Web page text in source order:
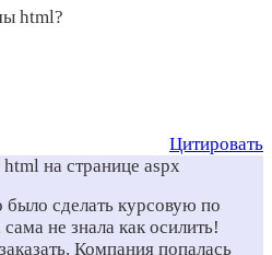
html?
Цитировать
на странице aspx
сделать курсовую по
сама не знала как осилить!
Компания попалась